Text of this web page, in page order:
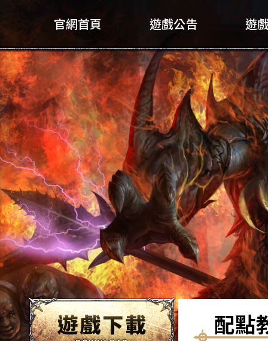
官網首頁 遊戲公告 遊
配點